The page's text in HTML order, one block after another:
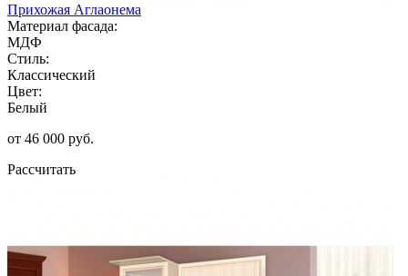
Прихожая Аглаонема
Материал фасада:
МДФ
Стиль:
Классический
Цвет:
Белый
от 46 000 руб.
Рассчитать